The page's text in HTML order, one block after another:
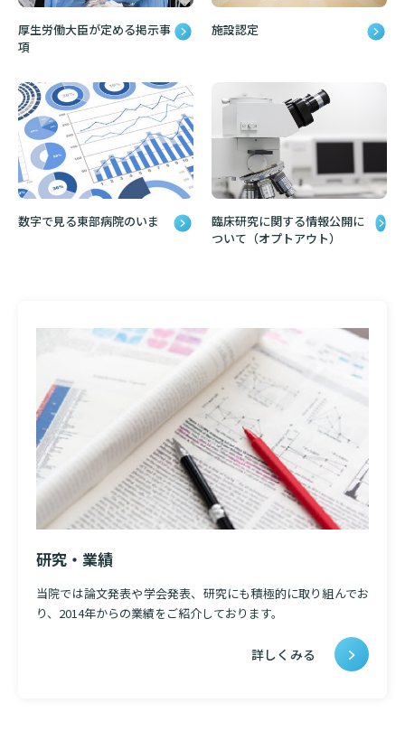
厚生労働大臣が定める掲示事
項
施設認定
数字で見る東部病院のいま
臨床研究に関する情報公開に
ついて（オプトアウト）
研究・業績
当院では論文発表や学会発表、研究にも積極的に取り組んでお
り、2014年からの業績をご紹介しております。
詳しくみる